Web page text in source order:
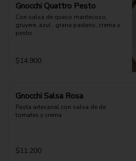
Gnocchi Quattro Pesto
Con salsa de queso mantecoso,
gruyere, azul , grana padano, crema y
pesto
$14.900
Gnocchi Salsa Rosa
Pasta artesanal con salsa de de
tomates y crema
$11.200